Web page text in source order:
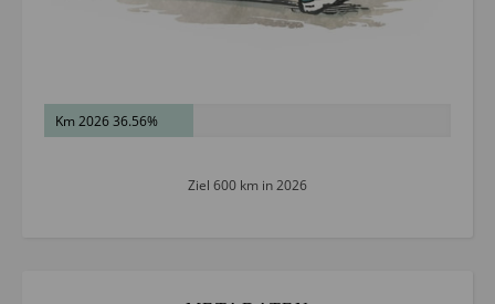
Km 2026 36.56%
Ziel 600 km in 2026